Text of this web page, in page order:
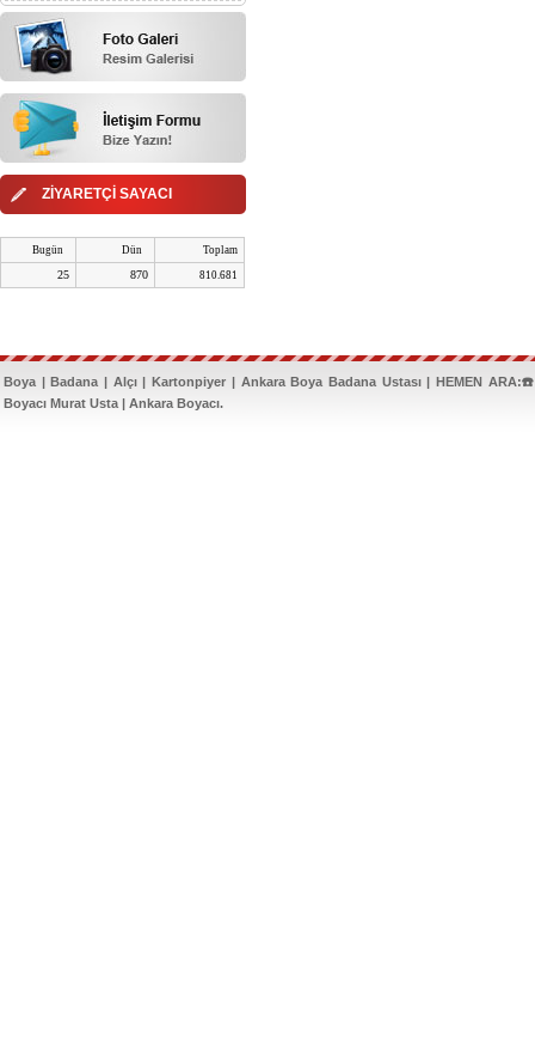
ZİYARETÇİ SAYACI
Bugün Dün Toplam
25 870 810.681
Boya | Badana | Alçı | Kartonpiyer | Ankara Boya Badana Ustası | HEMEN
Boyacı Murat Usta | Ankara Boyacı.